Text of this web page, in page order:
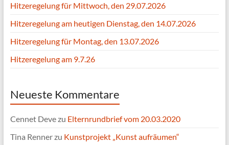
Hitzeregelung für Mittwoch, den 29.07.2026
Hitzeregelung am heutigen Dienstag, den 14.07.2026
Hitzeregelung für Montag, den 13.07.2026
Hitzeregelung am 9.7.26
Neueste Kommentare
Cennet Devezu Elternrundbrief vom 20.03.2020
Tina Rennerzu Kunstprojekt „Kunst aufräumen“